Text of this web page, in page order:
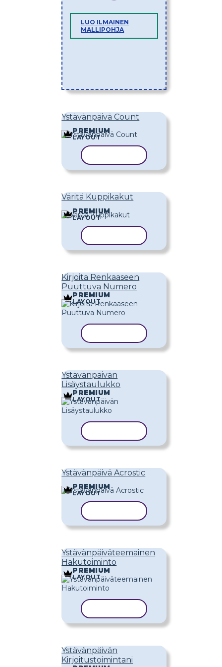
LUO ILMAINEN
MALLIPOHJA
Ystävänpäivä Count
PREMIUM
LAYOUT
Väritä Kuppikakut
PREMIUM
LAYOUT
Kirjoita Renkaaseen
Puuttuva Numero
PREMIUM
LAYOUT
Ystävänpäivän
Lisäystaulukko
PREMIUM
LAYOUT
Ystävänpäivä Acrostic
PREMIUM
LAYOUT
Ystävänpäiväteemainen
Hakutoiminto
PREMIUM
LAYOUT
Ystävänpäivän
Kirjoitustoimintani